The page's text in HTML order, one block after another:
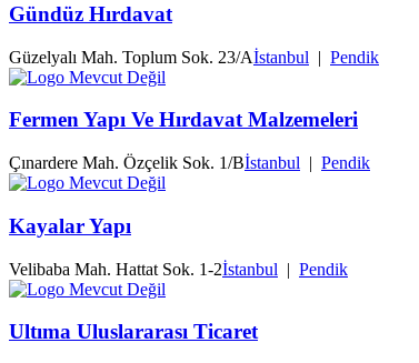
Gündüz Hırdavat
Güzelyalı Mah. Toplum Sok. 23/Aİstanbul | Pendik
Fermen Yapı Ve Hırdavat Malzemeleri
Çınardere Mah. Özçelik Sok. 1/Bİstanbul | Pendik
Kayalar Yapı
Velibaba Mah. Hattat Sok. 1-2İstanbul | Pendik
Ultıma Uluslararası Ticaret